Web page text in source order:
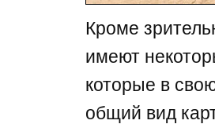
Кроме
имеют
которые в
общий вид